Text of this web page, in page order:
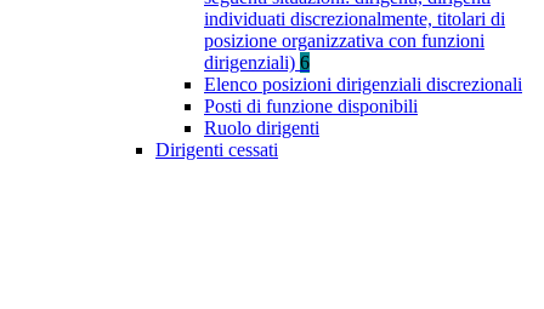
individuati discrezionalmente, titolari di
posizione organizzativa con funzioni
dirigenziali) 6
Elenco posizioni dirigenziali discrezionali
Posti di funzione disponibili
Ruolo dirigenti
Dirigenti cessati